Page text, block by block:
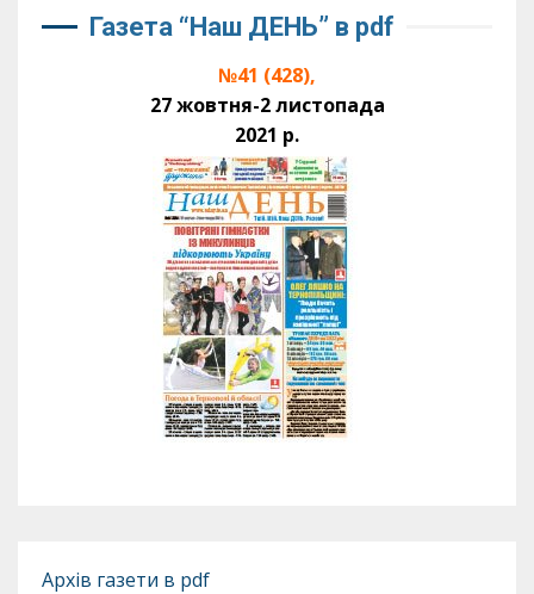
Газета “Наш ДЕНЬ” в pdf
№41 (428),
27 жовтня-2 листопада
2021 р.
Архів газети в pdf